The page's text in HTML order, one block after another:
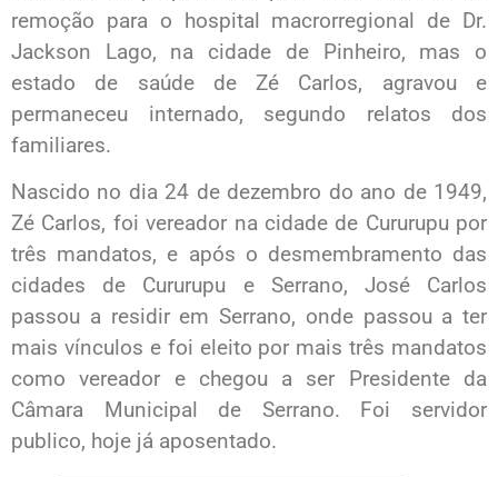
remoção para o hospital macrorregional de Dr.
Jackson Lago, na cidade de Pinheiro, mas o
estado de saúde de Zé Carlos, agravou e
permaneceu internado, segundo relatos dos
familiares.
Nascido no dia 24 de dezembro do ano de 1949,
Zé Carlos, foi vereador na cidade de Cururupu por
três mandatos, e após o desmembramento das
cidades de Cururupu e Serrano, José Carlos
passou a residir em Serrano, onde passou a ter
mais vínculos e foi eleito por mais três mandatos
como vereador e chegou a ser Presidente da
Câmara Municipal de Serrano. Foi servidor
publico, hoje já aposentado.